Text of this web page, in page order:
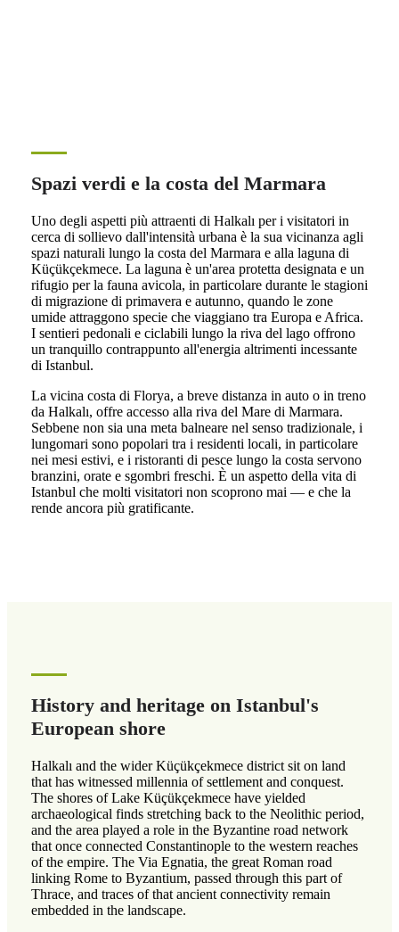
Spazi verdi e la costa del Marmara
Uno degli aspetti più attraenti di Halkalı per i visitatori in
cerca di sollievo dall'intensità urbana è la sua vicinanza agli
spazi naturali lungo la costa del Marmara e alla laguna di
Küçükçekmece. La laguna è un'area protetta designata e un
rifugio per la fauna avicola, in particolare durante le stagioni
di migrazione di primavera e autunno, quando le zone
umide attraggono specie che viaggiano tra Europa e Africa.
I sentieri pedonali e ciclabili lungo la riva del lago offrono
un tranquillo contrappunto all'energia altrimenti incessante
di Istanbul.
La vicina costa di Florya, a breve distanza in auto o in treno
da Halkalı, offre accesso alla riva del Mare di Marmara.
Sebbene non sia una meta balneare nel senso tradizionale, i
lungomari sono popolari tra i residenti locali, in particolare
nei mesi estivi, e i ristoranti di pesce lungo la costa servono
branzini, orate e sgombri freschi. È un aspetto della vita di
Istanbul che molti visitatori non scoprono mai — e che la
rende ancora più gratificante.
History and heritage on Istanbul's
European shore
Halkalı and the wider Küçükçekmece district sit on land
that has witnessed millennia of settlement and conquest.
The shores of Lake Küçükçekmece have yielded
archaeological finds stretching back to the Neolithic period,
and the area played a role in the Byzantine road network
that once connected Constantinople to the western reaches
of the empire. The Via Egnatia, the great Roman road
linking Rome to Byzantium, passed through this part of
Thrace, and traces of that ancient connectivity remain
embedded in the landscape.